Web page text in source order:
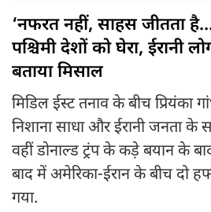
‘नफरत नहीं, साहस जीतता
पश्चिमी देशों को घेरा, ईरानी
बताया मिसाल
मिडिल ईस्ट तनाव के बीच प्रियंका
निशाना साधा और ईरानी जनता के
वहीं डोनाल्ड ट्रंप के कड़े बयान के
बाद में अमेरिका-ईरान के बीच दो
गया.